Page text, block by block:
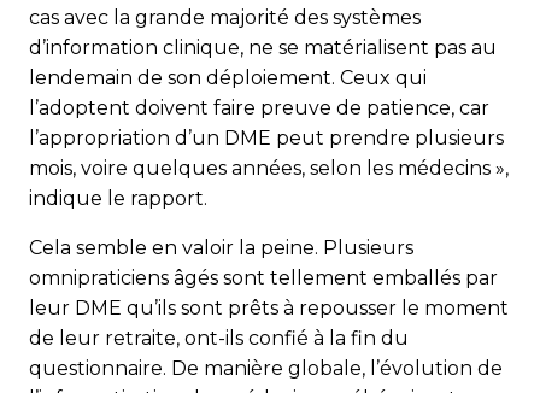
cas avec la grande majorité des systèmes
d’information clinique, ne se matérialisent pas au
lendemain de son déploiement. Ceux qui
l’adoptent doivent faire preuve de patience, car
l’appropriation d’un DME peut prendre plusieurs
mois, voire quelques années, selon les médecins »,
indique le rapport.
Cela semble en valoir la peine. Plusieurs
omnipraticiens âgés sont tellement emballés par
leur DME qu’ils sont prêts à repousser le moment
de leur retraite, ont-ils confié à la fin du
questionnaire. De manière globale, l’évolution de